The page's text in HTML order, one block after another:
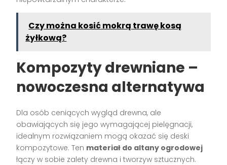
Czy można kosić mokrą trawę kosą
żyłkową?
Kompozyty drewniane –
nowoczesna alternatywa
Dla osób ceniących wygląd drewna, ale
obawiających się jego wymagającej pielęgnacji,
idealnym rozwiązaniem mogą okazać się deski
kompozytowe. Ten materiał do altany ogrodowej
łączy w sobie zalety drewna i tworzyw sztucznych.